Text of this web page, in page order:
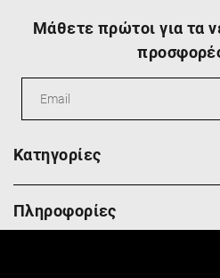
Κατηγορίες
Πληροφορίες
Μάθετε πρώτοι για τα